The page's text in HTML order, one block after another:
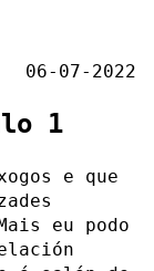
06-07-2022
1
e que
eu podo